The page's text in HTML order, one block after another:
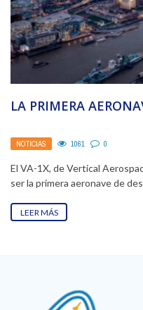
LA PRIMERA
NOTICIAS 1061 0
El VA-1X, de Vertical
ser la primera aeronave de
LEER MÁS